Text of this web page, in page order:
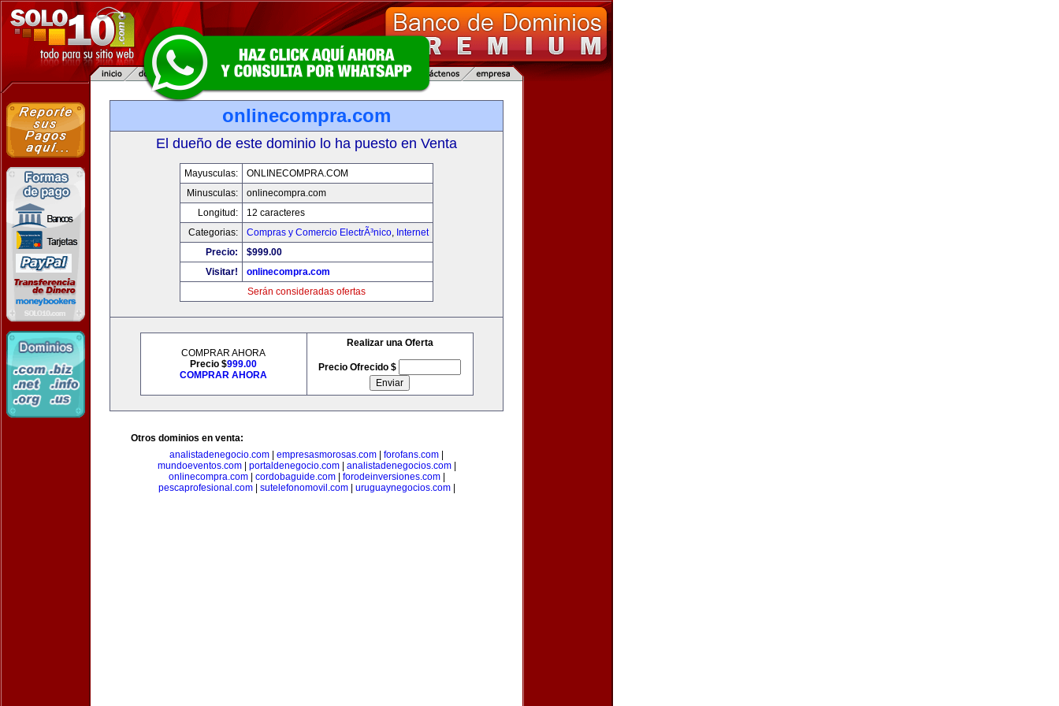
onlinecompra.com
El dueño de este dominio lo ha puesto en Venta
Mayusculas:
ONLINECOMPRA.COM
Minusculas:
onlinecompra.com
Longitud:
12 caracteres
Categorias:
Compras y Comercio ElectrÃ³nico, Internet
Precio:
$999.00
Visitar!
onlinecompra.com
Serán consideradas ofertas
COMPRAR AHORA
Precio $999.00
COMPRAR AHORA
Realizar una Oferta
Precio Ofrecido $
Otros dominios en venta:
analistadenegocio.com
empresasmorosas.com forofans.com
mundoeventos.com| portaldenegocio.com| analistadenegocios.com|
onlinecompra.com| cordobaguide.com| forodeinversiones.com|
pescaprofesional.com| sutelefonomovil.com| uruguaynegocios.com|